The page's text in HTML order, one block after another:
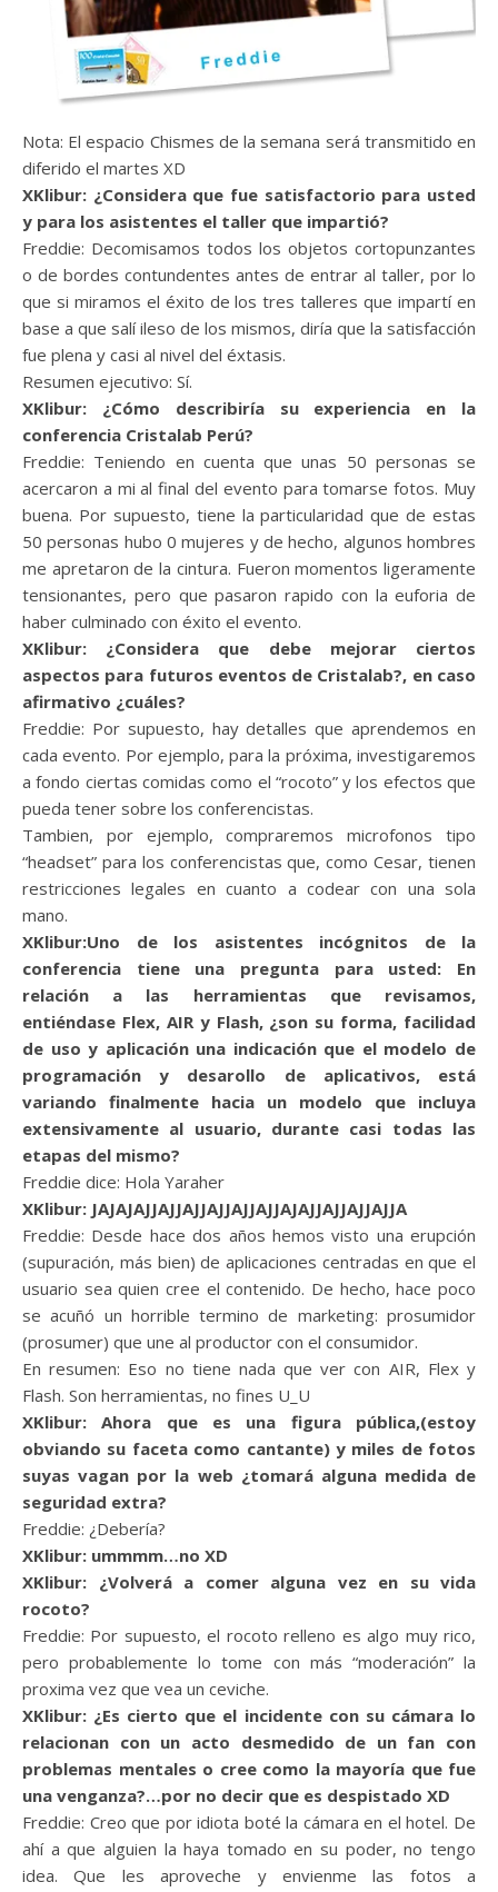
Nota: El espacio Chismes de la semana será transmitido en
diferido el martes XD
XKlibur: ¿Considera que fue satisfactorio para usted
y para los asistentes el taller que impartió?
Freddie: Decomisamos todos los objetos cortopunzantes
o de bordes contundentes antes de entrar al taller, por lo
que si miramos el éxito de los tres talleres que impartí en
base a que salí ileso de los mismos, diría que la satisfacción
fue plena y casi al nivel del éxtasis.
Resumen ejecutivo: Sí.
XKlibur: ¿Cómo describiría su experiencia en la
conferencia Cristalab Perú?
Freddie: Teniendo en cuenta que unas 50 personas se
acercaron a mi al final del evento para tomarse fotos. Muy
buena. Por supuesto, tiene la particularidad que de estas
50 personas hubo 0 mujeres y de hecho, algunos hombres
me apretaron de la cintura. Fueron momentos ligeramente
tensionantes, pero que pasaron rapido con la euforia de
haber culminado con éxito el evento.
XKlibur: ¿Considera que debe mejorar ciertos
aspectos para futuros eventos de Cristalab?, en caso
afirmativo ¿cuáles?
Freddie: Por supuesto, hay detalles que aprendemos en
cada evento. Por ejemplo, para la próxima, investigaremos
a fondo ciertas comidas como el “rocoto” y los efectos que
pueda tener sobre los conferencistas.
Tambien, por ejemplo, compraremos microfonos tipo
“headset” para los conferencistas que, como Cesar, tienen
restricciones legales en cuanto a codear con una sola
mano.
XKlibur:Uno de los asistentes incógnitos de la
conferencia tiene una pregunta para usted: En
relación a las herramientas que revisamos,
entiéndase Flex, AIR y Flash, ¿son su forma, facilidad
de uso y aplicación una indicación que el modelo de
programación y desarollo de aplicativos, está
variando finalmente hacia un modelo que incluya
extensivamente al usuario, durante casi todas las
etapas del mismo?
Freddie dice: Hola Yaraher
XKlibur: JAJAJAJJAJJAJJAJJAJJAJJAJAJJAJJAJJAJJA
Freddie: Desde hace dos años hemos visto una erupción
(supuración, más bien) de aplicaciones centradas en que el
usuario sea quien cree el contenido. De hecho, hace poco
se acuñó un horrible termino de marketing: prosumidor
(prosumer) que une al productor con el consumidor.
En resumen: Eso no tiene nada que ver con AIR, Flex y
Flash. Son herramientas, no fines U_U
XKlibur: Ahora que es una figura pública,(estoy
obviando su faceta como cantante) y miles de fotos
suyas vagan por la web ¿tomará alguna medida de
seguridad extra?
Freddie: ¿Debería?
XKlibur: ummmm…no XD
XKlibur: ¿Volverá a comer alguna vez en su vida
rocoto?
Freddie: Por supuesto, el rocoto relleno es algo muy rico,
pero probablemente lo tome con más “moderación” la
proxima vez que vea un ceviche.
XKlibur: ¿Es cierto que el incidente con su cámara lo
relacionan con un acto desmedido de un fan con
problemas mentales o cree como la mayoría que fue
una venganza?…por no decir que es despistado XD
Freddie: Creo que por idiota boté la cámara en el hotel. De
ahí a que alguien la haya tomado en su poder, no tengo
idea. Que les aproveche y envienme las fotos a